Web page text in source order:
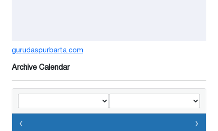
তথ্যবিভ্রাট সংবাদের প্রতিবাদে
gurudaspurbarta.com
Archive Calendar
‹ ›